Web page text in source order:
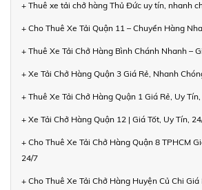
+ Thuê xe tải chở hàng Thủ Đức uy tín, nhanh
+ Cho Thuê Xe Tải Quận 11 – Chuyển Hàng
+ Thuê Xe Tải Chở Hàng Bình Chánh Nhanh –
+ Xe Tải Chở Hàng Quận 3 Giá Rẻ, Nhanh
+ Thuê Xe Tải Chở Hàng Quận 1 Giá Rẻ, Uy
+ Xe Tải Chở Hàng Quận 12 | Giá Tốt, Uy Tín,
+ Cho Thuê Xe Tải Chở Hàng Quận 8 TPHCM
24/7
+ Cho Thuê Xe Tải Chở Hàng Huyện Củ Chi Giá